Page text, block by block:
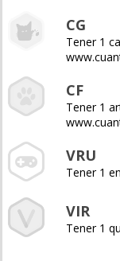
CG
Tener 1
CF
Tener 1
VRU
Tener 1
VIR
Tener 1